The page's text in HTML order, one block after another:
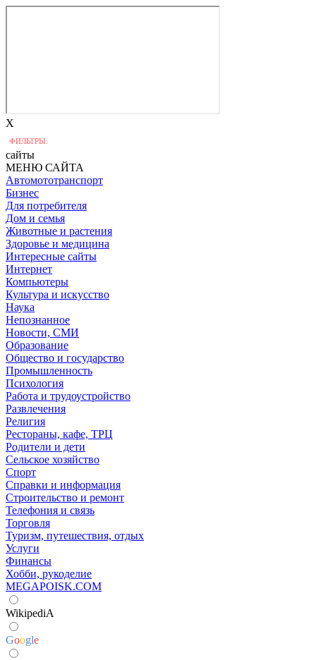
X
ФИЛЬТРЫ:
сайты
МЕНЮ САЙТА
Автомототранспорт
Бизнес
Для потребителя
Дом и семья
Животные и растения
Здоровье и медицина
Интересные сайты
Интернет
Компьютеры
Культура и искусство
Наука
Непознанное
Новости, СМИ
Образование
Общество и государство
Промышленность
Психология
Работа и трудоустройство
Развлечения
Религия
Рестораны, кафе, ТРЦ
Родители и дети
Сельское хозяйство
Спорт
Справки и информация
Строительство и ремонт
Телефония и связь
Торговля
Туризм, путешествия, отдых
Услуги
Финансы
Хобби, рукоделие
MEGAPOISK.COM
WikipediA
Google